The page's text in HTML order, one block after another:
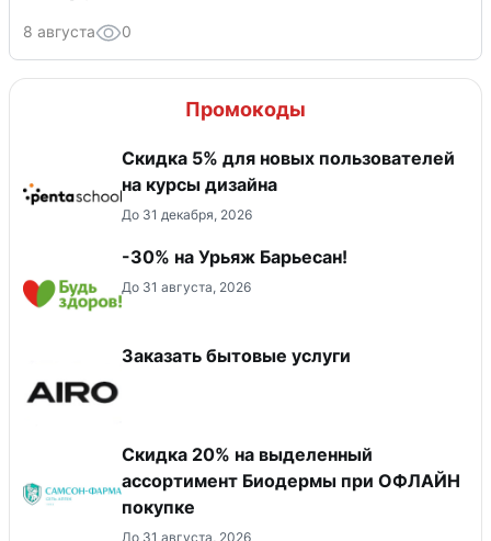
8 августа 0
Промокоды
Скидка 5% для новых пользователей
на курсы дизайна
До 31 декабря, 2026
-30% на Урьяж Барьесан!
До 31 августа, 2026
Заказать бытовые услуги
Скидка 20% на выделенный
ассортимент Биодермы при ОФЛАЙН
покупке
До 31 августа, 2026